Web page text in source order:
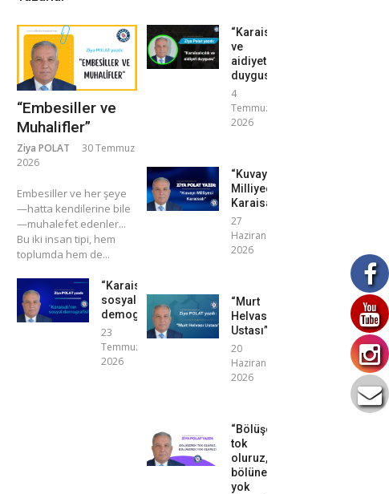
“Embesiller ve
Muhalifler”
Ziya POLAT
30 Temmuz
2026
​Embesiller ve her şeye
—hatta kendilerine bile
—muhalefet edenler...
Bu iki insan tipi, hem
toplumda hem de...
“Karaisalı’nın
sosyal
demografisi”
23
Temmuz
2026
“Karaisalıcılık
ve
aidiyet
duygusu”
4
Temmuz
2026
“Kuvayı
Milliyeci
Karaisalı”
27
Haziran
2026
“Murt
Helvası
Ustası”
20
Haziran
2026
“Bölüşerek
tok
oluruz,
bölünerek
yok